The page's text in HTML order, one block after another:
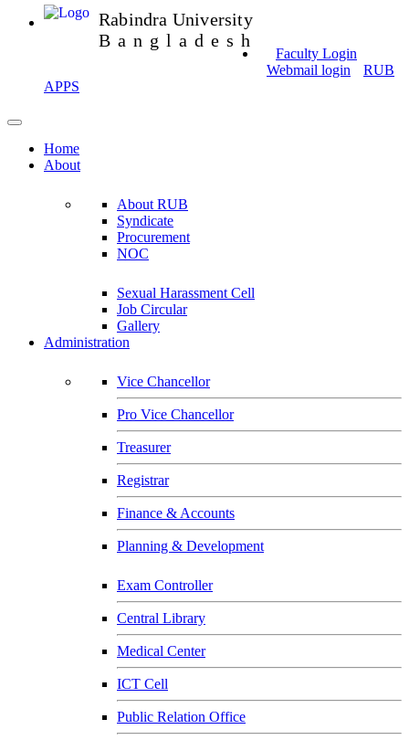
Rabindra University
Bangladesh
Faculty Login
Webmail login
RUB
APPS
Home
About
About RUB
Syndicate
Procurement
NOC
Sexual Harassment Cell
Job Circular
Gallery
Administration
Vice Chancellor
Pro Vice Chancellor
Treasurer
Registrar
Finance & Accounts
Planning & Development
Exam Controller
Central Library
Medical Center
ICT Cell
Public Relation Office